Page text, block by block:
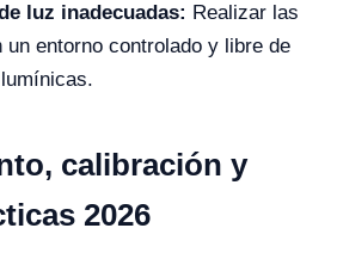
luz inadecuadas: Realizar las
un entorno controlado y libre de
calibración y
2026